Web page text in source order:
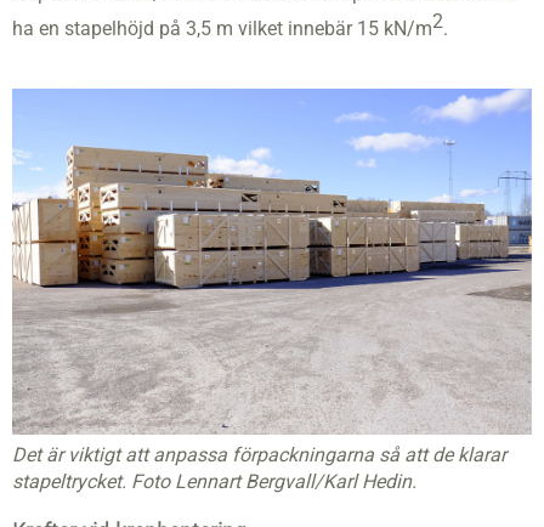
ha en stapelhöjd på 3,5 m vilket innebär 15 kN/m2.
Det är viktigt att anpassa förpackningarna så att de klarar
stapeltrycket. Foto Lennart Bergvall/Karl Hedin.